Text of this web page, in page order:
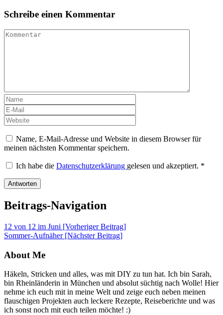
Schreibe einen Kommentar
Name, E-Mail-Adresse und Website in diesem Browser für
meinen nächsten Kommentar speichern.
Ich habe die Datenschutzerklärung gelesen und akzeptiert. *
Beitrags-Navigation
12 von 12 im Juni [Vorheriger Beitrag]
Sommer-Aufnäher [Nächster Beitrag]
About Me
Häkeln, Stricken und alles, was mit DIY zu tun hat. Ich bin Sarah,
bin Rheinländerin in München und absolut süchtig nach Wolle! Hier
nehme ich euch mit in meine Welt und zeige euch neben meinen
flauschigen Projekten auch leckere Rezepte, Reiseberichte und was
ich sonst noch mit euch teilen möchte! :)